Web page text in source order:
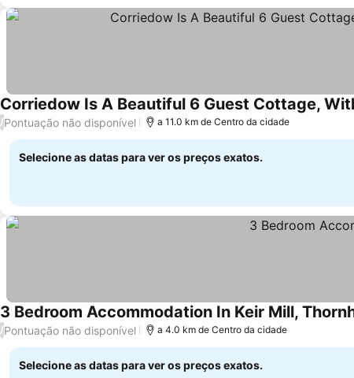
Corriedow Is A Beautiful 6 Guest Cottage,
/Pontuação não disponível a 11.0 km de Centro da cidade
Selecione as datas para ver os preços exatos.
3 Bedroom Accommodation In Keir Mill,
/Pontuação não disponível a 4.0 km de Centro da cidade
Selecione as datas para ver os preços exatos.